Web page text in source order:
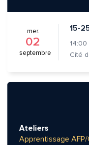
mer.
02
septembre
15-
14:00
Ateliers
Apprentissage AFP/